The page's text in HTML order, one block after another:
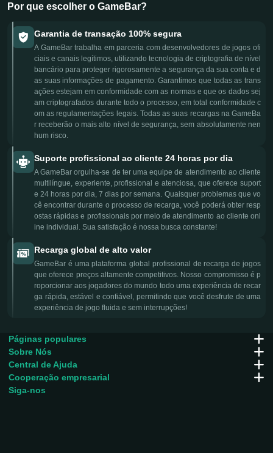
Por que escolher o GameBar?
Garantia de transação 100% segura
A GameBar trabalha em parceria com desenvolvedores de jogos ofi
ciais e canais legítimos, utilizando tecnologia de criptografia de nível
bancário para proteger rigorosamente a segurança da sua conta e d
as suas informações de pagamento. Garantimos que todas as trans
ações estejam em conformidade com as normas e que os dados sej
am criptografados durante todo o processo, em total conformidade c
om as regulamentações legais. Todas as suas recargas na GameBa
r receberão o mais alto nível de segurança, sem absolutamente nen
hum risco.
Suporte profissional ao cliente 24 horas por dia
A GameBar orgulha-se de ter uma equipe de atendimento ao cliente
multilíngue, experiente, profissional e atenciosa, que oferece suport
e 24 horas por dia, 7 dias por semana. Quaisquer problemas que vo
cê encontrar durante o processo de recarga, você poderá obter resp
ostas rápidas e profissionais por meio de atendimento ao cliente onl
ine individual. Sua satisfação é nossa busca constante!
Recarga global de alto valor
GameBar é uma plataforma global profissional de recarga de jogos
que oferece preços altamente competitivos. Nosso compromisso é p
roporcionar aos jogadores do mundo todo uma experiência de recar
ga rápida, estável e confiável, permitindo que você desfrute de uma
experiência de jogo fluida e sem interrupções!
Páginas populares
Sobre Nós
Central de Ajuda
Cooperação empresarial
Siga-nos